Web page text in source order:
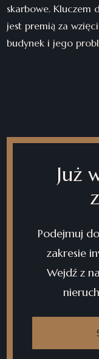
skarbowe. Kluczem
jest premią za
budynek i jego
Już
Podejmuj
zakresie
Wejdź z